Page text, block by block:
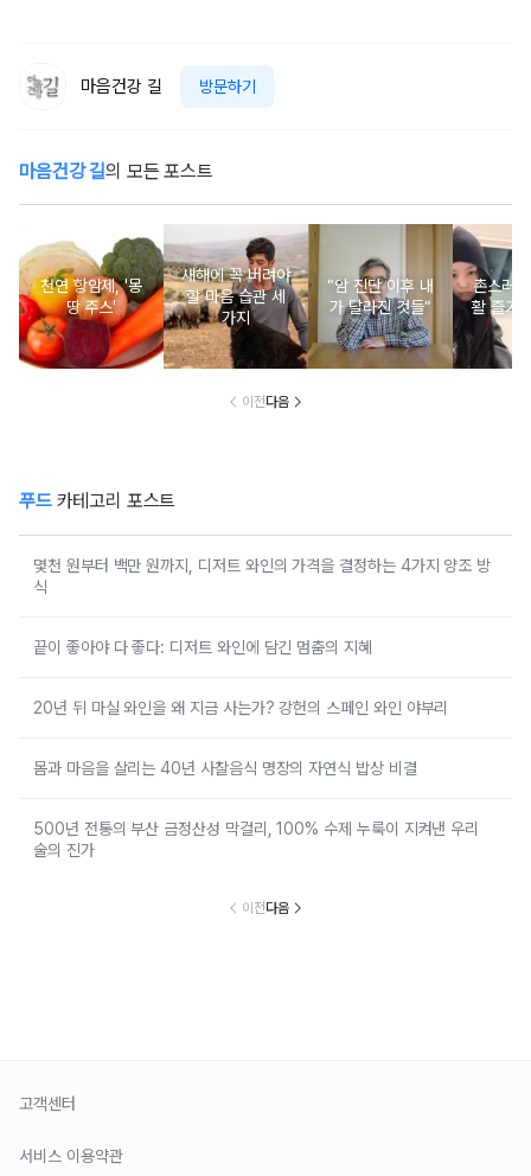
마음건강 길 방문하기
마음건강 길의 모든 포스트
천연 항암제, '몽
땅 주스'
새해에 꼭 버려야
할 마음 습관 세
가지
“암 진단 이후 내
가 달라진 것들”
촌스러
활 즐기
이전다음
푸드카테고리 포스트
몇천 원부터 백만 원까지, 디저트 와인의 가격을 결정하는 4가지 양조 방
식
끝이 좋아야 다 좋다: 디저트 와인에 담긴 멈춤의 지혜
20년 뒤 마실 와인을 왜 지금 사는가? 강헌의 스페인 와인 야부리
몸과 마음을 살리는 40년 사찰음식 명장의 자연식 밥상 비결
500년 전통의 부산 금정산성 막걸리, 100% 수제 누룩이 지켜낸 우리
술의 진가
이전다음
고객센터
서비스 이용약관